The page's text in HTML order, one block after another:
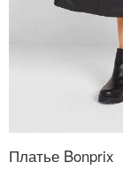
Платье Bonprix